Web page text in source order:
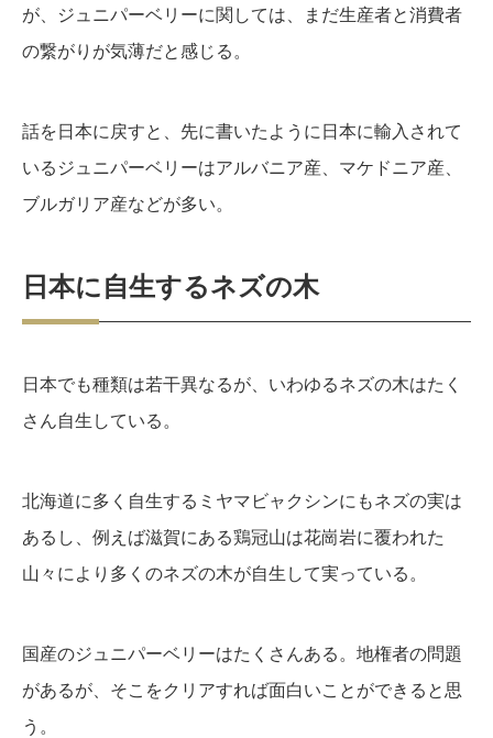
が、ジュニパーベリーに関しては、まだ生産者と消費者
の繋がりが気薄だと感じる。
話を日本に戻すと、先に書いたように日本に輸入されて
いるジュニパーベリーはアルバニア産、マケドニア産、
ブルガリア産などが多い。
日本に自生するネズの木
日本でも種類は若干異なるが、いわゆるネズの木はたく
さん自生している。
北海道に多く自生するミヤマビャクシンにもネズの実は
あるし、例えば滋賀にある鶏冠山は花崗岩に覆われた
山々により多くのネズの木が自生して実っている。
国産のジュニパーベリーはたくさんある。地権者の問題
があるが、そこをクリアすれば面白いことができると思
う。